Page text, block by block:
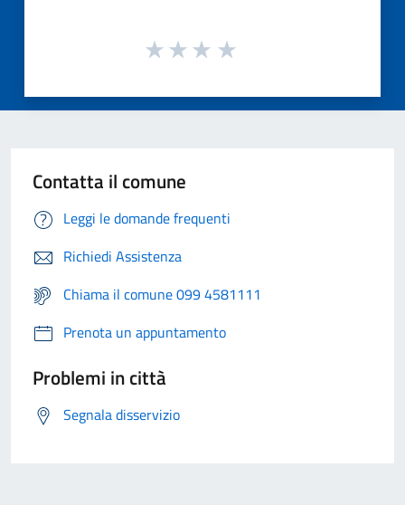
Contatta il comune
Leggi le domande frequenti
Richiedi Assistenza
Chiama il comune 099 4581111
Prenota un appuntamento
Problemi in città
Segnala disservizio